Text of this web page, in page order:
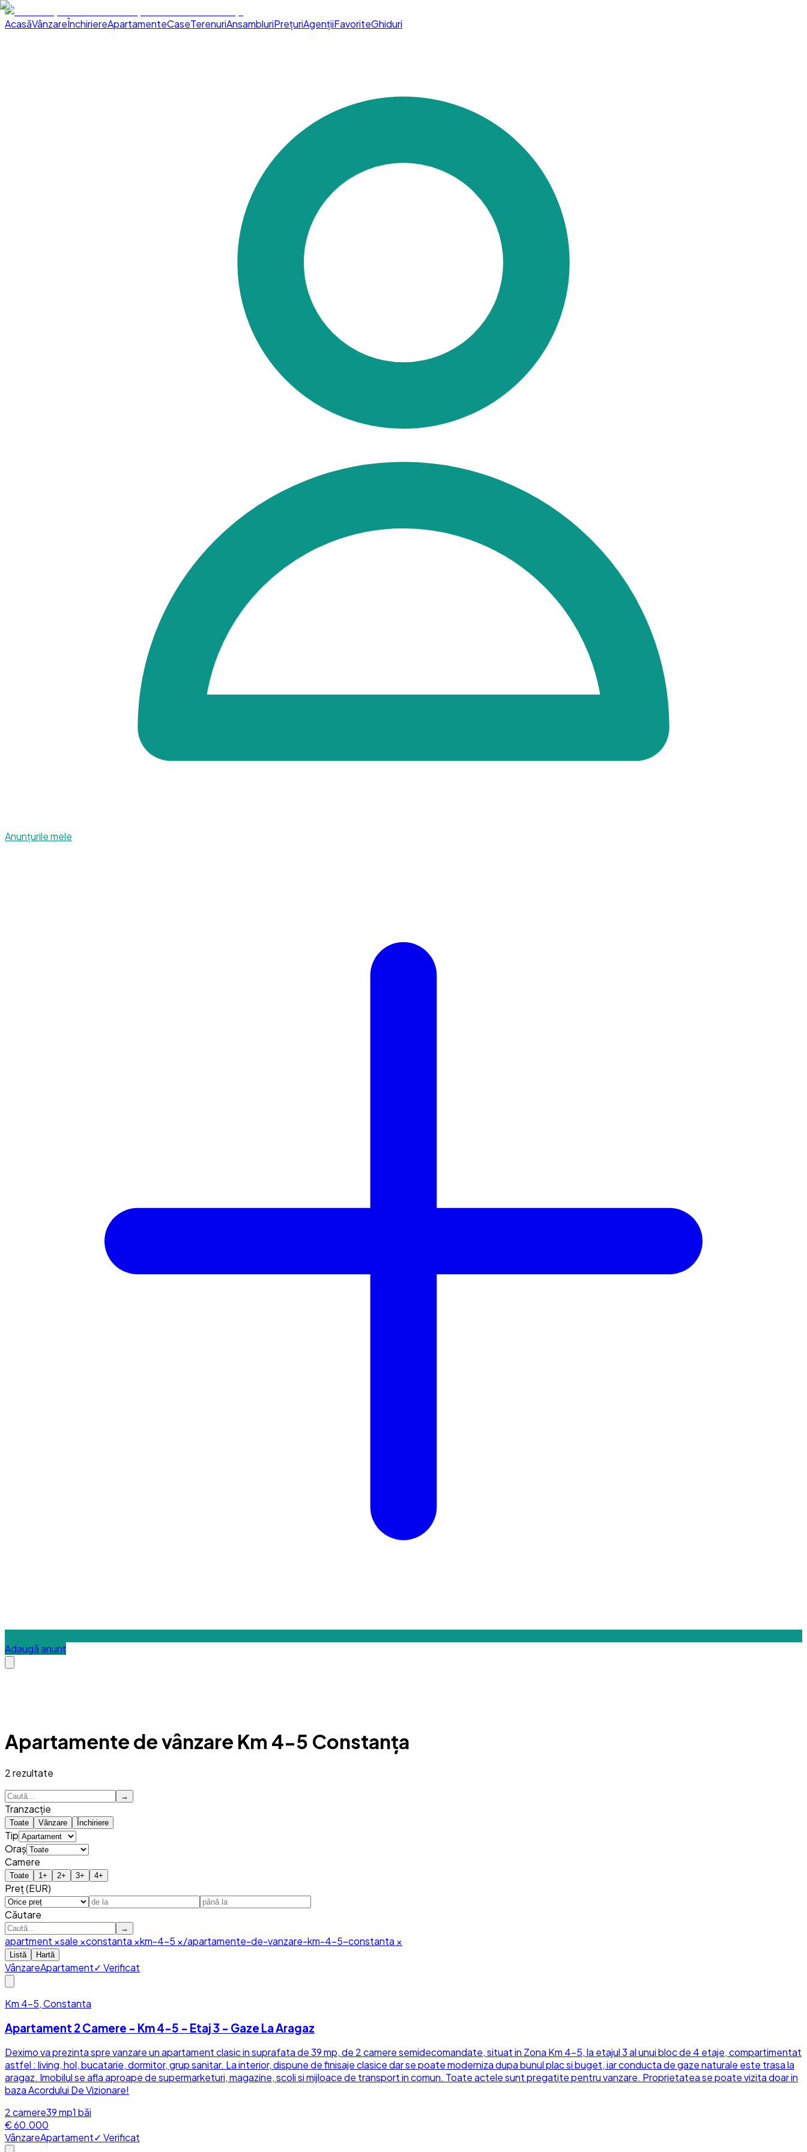
AcasăVânzareÎnchiriereApartamenteCaseTerenuriAnsambluriPrețuriAgențiiFavoriteGhiduri
Anunțurile mele
Adaugă anunț
Apartamente de vânzare Km 4-5 Constanța
2rezultate
→
Tranzacție
Toate Vânzare Închiriere
Tip
Oraș
Camere
Toate 1 + 2+ 3+ 4+
Preț (EUR)
Căutare
→
apartment ×sale ×constanta ×km-4-5 ×/apartamente-de-vanzare-km-4-5-constanta ×
Listă Hartă
VânzareApartament✓ Verificat
Km 4-5, Constanta
Apartament 2 Camere - Km 4-5 - Etaj 3 - Gaze La Aragaz
Deximo va prezinta spre vanzare un apartament clasic in suprafata de 39 mp, de 2 camere semidecomandate, situat in Zona Km 4-5, la etajul 3 al unui bloc de 4 etaje, compartimentat
astfel : living, hol, bucatarie, dormitor, grup sanitar. La interior, dispune de finisaje clasice dar se poate moderniza dupa bunul plac si buget, iar conducta de gaze naturale este trasa la
aragaz. Imobilul se afla aproape de supermarketuri, magazine, scoli si mijloace de transport in comun. Toate actele sunt pregatite pentru vanzare. Proprietatea se poate vizita doar in
baza Acordului De Vizionare!
2camere39mp1 băi
€ 60.000
VânzareApartament✓ Verificat